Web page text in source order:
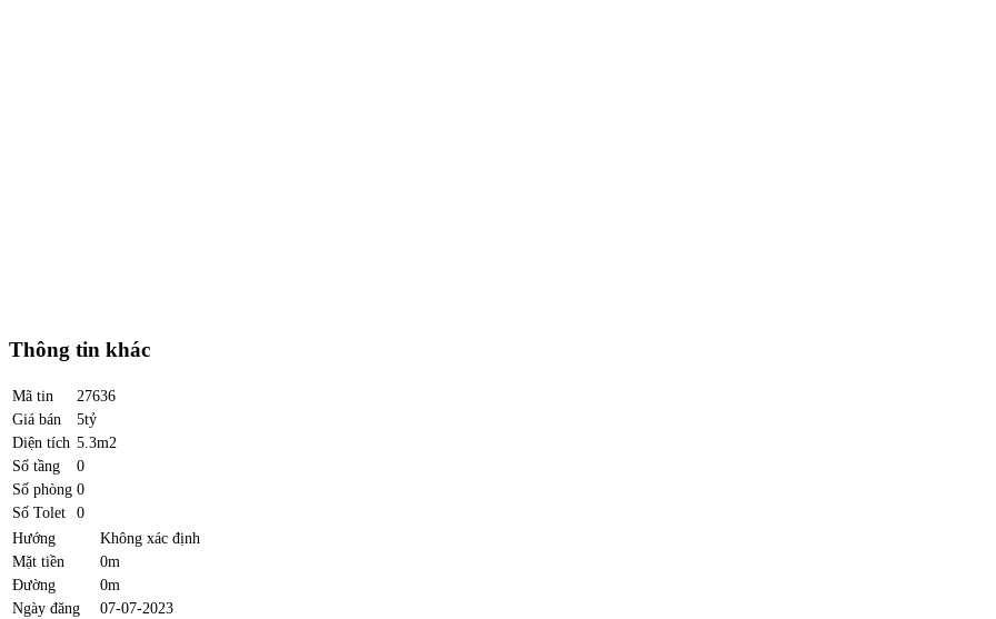
Thông tin khác
Mã tin
27636
Giá bán
5tỷ
Diện tích 5.3m2
Số tầng
0
Số phòng 0
Số Tolet
0
Hướng
Không xác định
Mặt tiền
0m
Đường
0m
Ngày đăng
07-07-2023